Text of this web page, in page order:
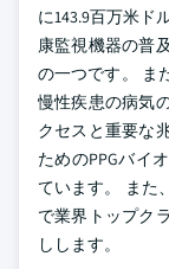
に143.9百万米ド
康監視機器の普
の一つです。 ま
慢性疾患の病気
クセスと重要な
ためのPPGバイ
ています。 また
で業界トップク
しします。